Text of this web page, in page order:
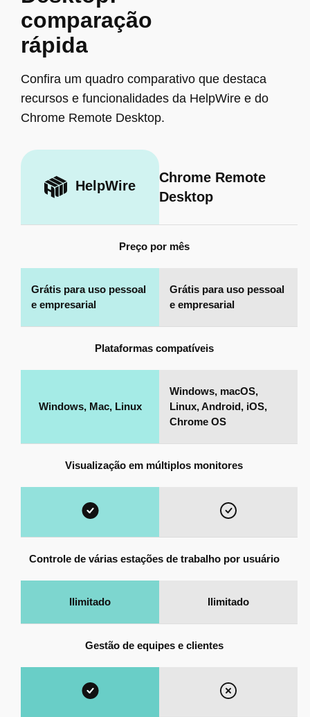
comparação
rápida
Confira um quadro comparativo que destaca
recursos e funcionalidades da HelpWire e do
Chrome Remote Desktop.
HelpWire
Chrome Remote
Desktop
Preço por mês
Grátis para uso pessoal
e empresarial
Grátis para uso pessoal
e empresarial
Plataformas compatíveis
Windows, Mac, Linux
Windows, macOS,
Linux, Android, iOS,
Chrome OS
Visualização em múltiplos monitores
Controle de várias estações de trabalho por usuário
Ilimitado Ilimitado
Gestão de equipes e clientes